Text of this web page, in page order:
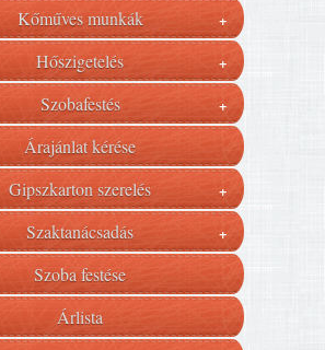
Kőműves munkák +
Hőszigetelés +
Szobafestés +
Árajánlat kérése
Gipszkarton szerelés
+
Szaktanácsadás +
Szoba festése
Árlista